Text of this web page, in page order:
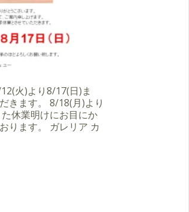
火)より8/17(日)ま
きます。 8/18(月)より
休業明けにお目にか
ります。 ガレリア カ